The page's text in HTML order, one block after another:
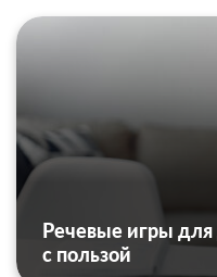
Речевые игры
с пользой